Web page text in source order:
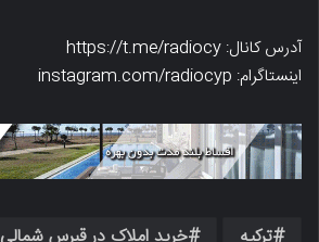
آدرس کانال: https://t.me/radiocy
اینستاگرام: instagram.com/radiocyp